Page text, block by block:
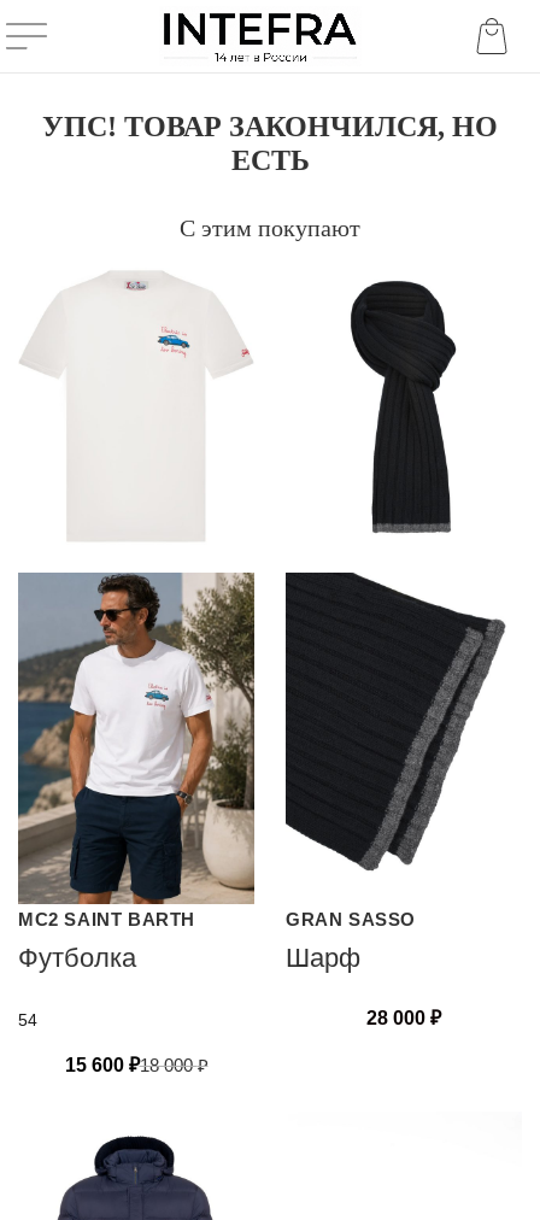
УПС! ТОВАР ЗАКОНЧИЛСЯ, НО
ЕСТЬ
С этим покупают
MC2 SAINT BARTH
Футболка
54
15 600 ₽18 000₽
GRAN SASSO
Шарф
28 000 ₽